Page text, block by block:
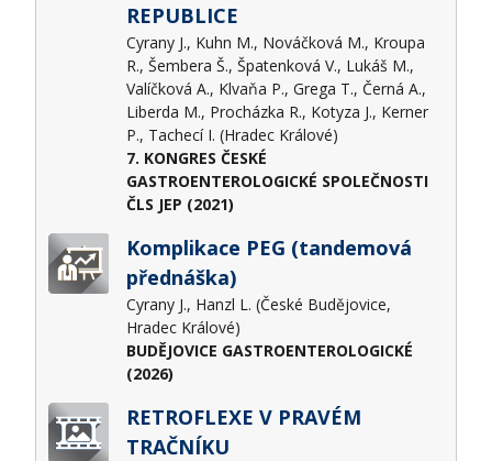
REPUBLICE
Cyrany J., Kuhn M., Nováčková M., Kroupa
R., Šembera Š., Špatenková V., Lukáš M.,
Valíčková A., Klvaňa P., Grega T., Černá A.,
Liberda M., Procházka R., Kotyza J., Kerner
P., Tachecí I. (Hradec Králové)
7. KONGRES ČESKÉ
GASTROENTEROLOGICKÉ SPOLEČNOSTI
ČLS JEP (2021)
Komplikace PEG (tandemová
přednáška)
Cyrany J., Hanzl L. (České Budějovice,
Hradec Králové)
BUDĚJOVICE GASTROENTEROLOGICKÉ
(2026)
RETROFLEXE V PRAVÉM
TRAČNÍKU